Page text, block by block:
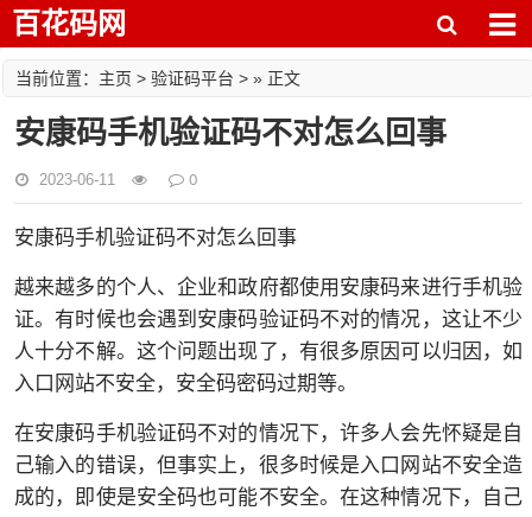
百花码网
当前位置： 主页 > 验证码平台 > » 正文
安康码手机验证码不对怎么回事
2023-06-11 0
安康码手机验证码不对怎么回事
越来越多的个人、企业和政府都使用安康码来进行手机验
证。有时候也会遇到安康码验证码不对的情况，这让不少
人十分不解。这个问题出现了，有很多原因可以归因，如
入口网站不安全，安全码密码过期等。
在安康码手机验证码不对的情况下，许多人会先怀疑是自
己输入的错误，但事实上，很多时候是入口网站不安全造
成的，即使是安全码也可能不安全。在这种情况下，自己